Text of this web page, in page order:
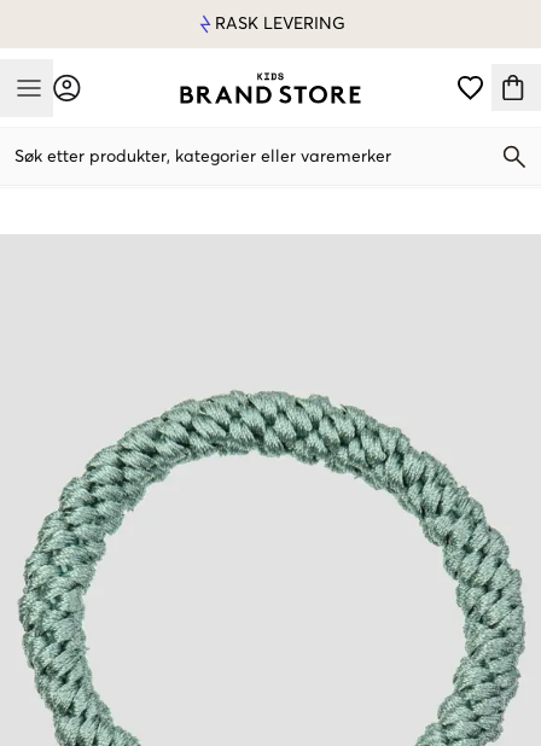
RASK LEVERING
Mobile Menu
Søk etter produkter, kategorier eller varemerker